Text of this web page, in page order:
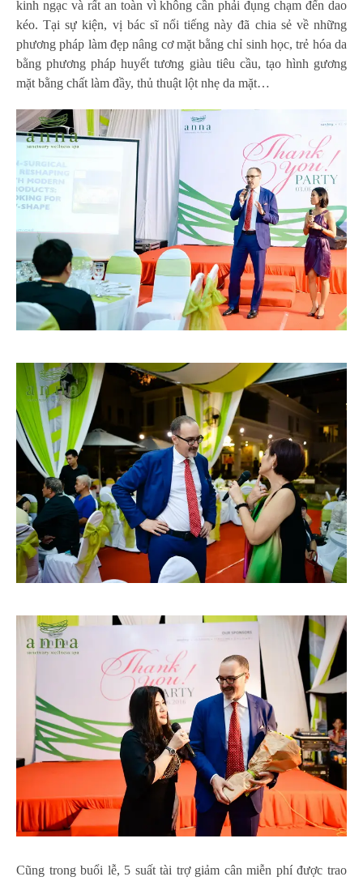
kinh ngạc và rất an toàn vì không cần phải đụng chạm đến dao
kéo. Tại sự kiện, vị bác sĩ nổi tiếng này đã chia sẻ về những
phương pháp làm đẹp nâng cơ mặt bằng chỉ sinh học, trẻ hóa da
bằng phương pháp huyết tương giàu tiêu cầu, tạo hình gương
mặt bằng chất làm đầy, thủ thuật lột nhẹ da mặt…
Cũng trong buổi lễ, 5 suất tài trợ giảm cân miễn phí được trao